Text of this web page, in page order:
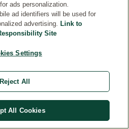
ads personalization.
ad identifiers will be used for
advertising. Link to
Site
Settings
Reject All
All Cookies